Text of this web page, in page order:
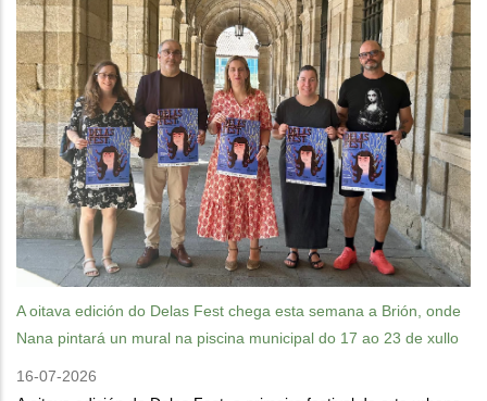
A oitava edición do Delas Fest chega esta semana a Brión, onde
Nana pintará un mural na piscina municipal do 17 ao 23 de xullo
16-07-2026